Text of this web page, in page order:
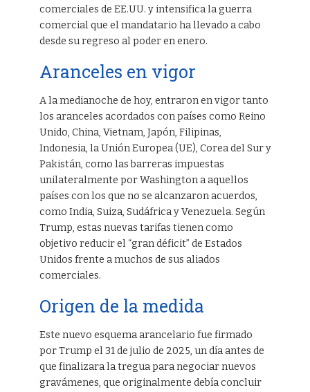
comerciales de EE.UU. y intensifica la guerra
comercial que el mandatario ha llevado a cabo
desde su regreso al poder en enero.
Aranceles en vigor
A la medianoche de hoy, entraron en vigor tanto
los aranceles acordados con países como Reino
Unido, China, Vietnam, Japón, Filipinas,
Indonesia, la Unión Europea (UE), Corea del Sur y
Pakistán, como las barreras impuestas
unilateralmente por Washington a aquellos
países con los que no se alcanzaron acuerdos,
como India, Suiza, Sudáfrica y Venezuela. Según
Trump, estas nuevas tarifas tienen como
objetivo reducir el “gran déficit” de Estados
Unidos frente a muchos de sus aliados
comerciales.
Origen de la medida
Este nuevo esquema arancelario fue firmado
por Trump el 31 de julio de 2025, un día antes de
que finalizara la tregua para negociar nuevos
gravámenes, que originalmente debía concluir